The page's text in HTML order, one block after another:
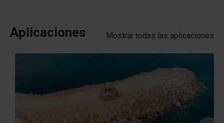
Aplicaciones Mostrar todas las aplicaciones